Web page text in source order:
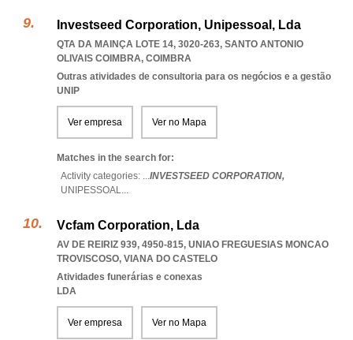
Investseed Corporation, Unipessoal, Lda
QTA DA MAINÇA LOTE 14, 3020-263, SANTO ANTONIO
OLIVAIS COIMBRA, COIMBRA
Outras atividades de consultoria para os negócios e a gestão
UNIP
Ver empresa Ver no Mapa
Matches in the search for:
Activity categories: ...INVESTSEED CORPORATION,
UNIPESSOAL...
Vcfam Corporation, Lda
AV DE REIRIZ 939, 4950-815, UNIAO FREGUESIAS MONCAO
TROVISCOSO, VIANA DO CASTELO
Atividades funerárias e conexas
LDA
Ver empresa Ver no Mapa